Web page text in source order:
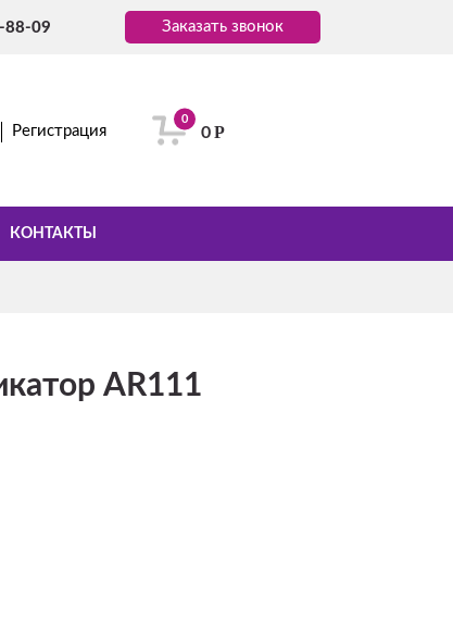
88-09 Заказать звонок
Регистрация
0
0Р
КОНТАКТЫ
AR111